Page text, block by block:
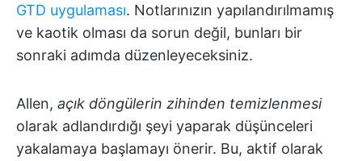
GTD uygulaması. Notlarınızın yapılandırılmamış
ve kaotik olması da sorun değil, bunları bir
sonraki adımda düzenleyeceksiniz.
Allen, açık döngülerin zihinden temizlenmesi
olarak adlandırdığı şeyi yaparak düşünceleri
yakalamaya başlamayı önerir. Bu, aktif olarak